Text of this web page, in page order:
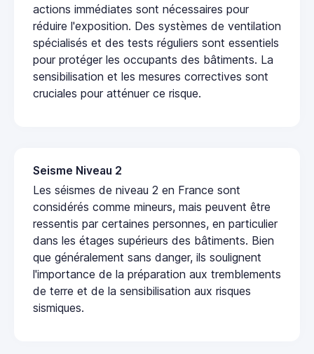
actions immédiates sont nécessaires pour
réduire l'exposition. Des systèmes de ventilation
spécialisés et des tests réguliers sont essentiels
pour protéger les occupants des bâtiments. La
sensibilisation et les mesures correctives sont
cruciales pour atténuer ce risque.
Seisme Niveau 2
Les séismes de niveau 2 en France sont
considérés comme mineurs, mais peuvent être
ressentis par certaines personnes, en particulier
dans les étages supérieurs des bâtiments. Bien
que généralement sans danger, ils soulignent
l'importance de la préparation aux tremblements
de terre et de la sensibilisation aux risques
sismiques.